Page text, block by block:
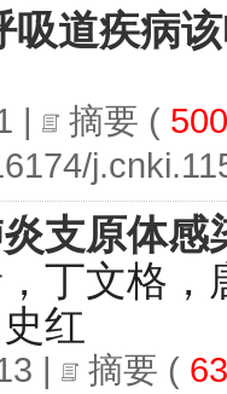
吸道疾病
| 摘要 ( 500
支原体感
丁文格
红
| 摘要 (